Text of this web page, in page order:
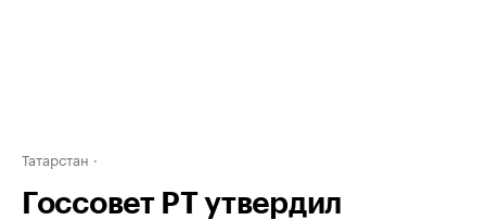
Татарстан
Госсовет РТ утвердил